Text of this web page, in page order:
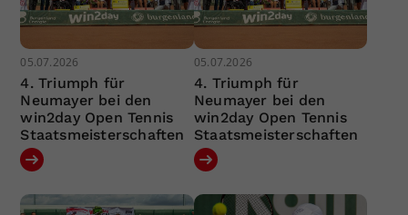
05.07.2026
4. Triumph für
Neumayer bei den
win2day Open Tennis
Staatsmeisterschaften
05.07.2026
4. Triumph für
Neumayer bei den
win2day Open Tennis
Staatsmeisterschaften